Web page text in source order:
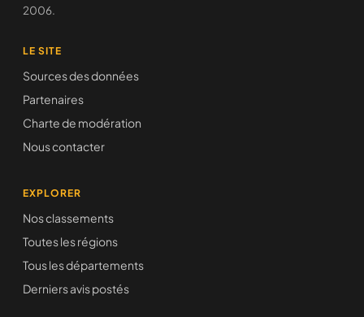
2006.
LE SITE
Sources des données
Partenaires
Charte de modération
Nous contacter
EXPLORER
Nos classements
Toutes les régions
Tous les départements
Derniers avis postés